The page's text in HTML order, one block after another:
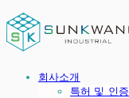
회사소개
특허 및 인증